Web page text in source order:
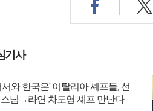
기사
서와 한국은' 이탈리아 셰프들, 선
님→라연 차도영 셰프 만난다